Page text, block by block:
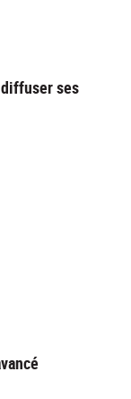
ses